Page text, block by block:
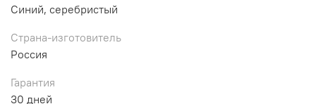
Синий, серебристый
Страна-изготовитель
Россия
Гарантия
30 дней